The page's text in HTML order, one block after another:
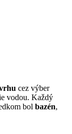
cez výber
vodou. Každý
bol bazén,